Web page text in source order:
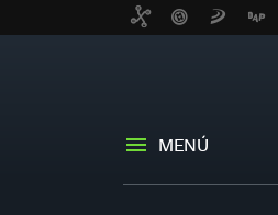
MENÚ